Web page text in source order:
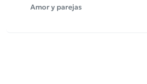
Amor y parejas